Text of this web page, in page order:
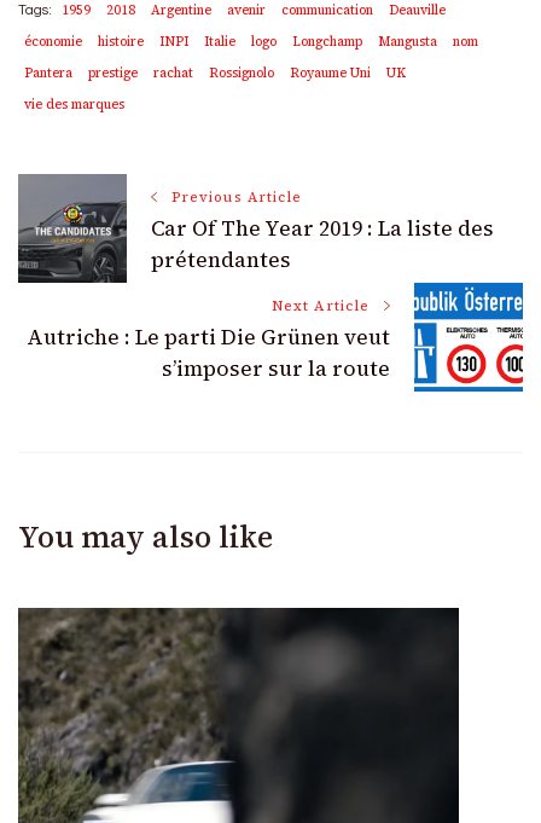
Tags: 1959 2018 Argentine avenir communication
Deauville
économie
histoire INPI Italie logo Longchamp Mangusta
nom
Pantera
prestige rachat Rossignolo Royaume Uni
UK
vie des marques
Post
Navigation
Previous Article
Car Of The Year 2019 : La liste des
prétendantes
Next Article
Autriche : Le parti Die Grünen veut
s’imposer sur la route
You may also like